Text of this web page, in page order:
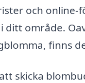
och online-
ditt område.
finns
skicka